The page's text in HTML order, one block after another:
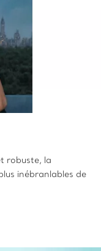
robuste, la
inébranlables de